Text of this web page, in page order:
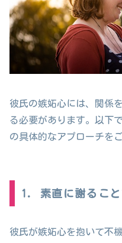
彼氏の嫉妬心には、関係
る必要があります。以下
の具体的なアプローチを
1. 素直に謝ること
彼氏が嫉妬心を抱いて不